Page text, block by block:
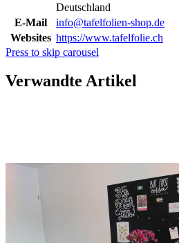
Deutschland
E-Mail
info@tafelfolien-shop.de
Websites https://www.tafelfolie.ch
Press to skip carousel
Verwandte Artikel